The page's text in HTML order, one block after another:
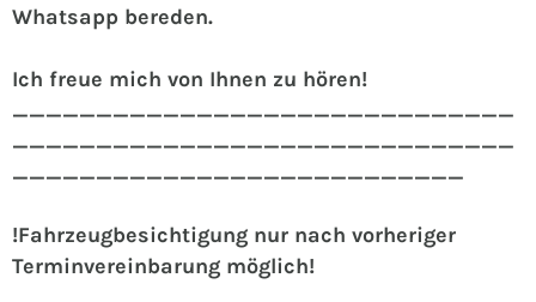
Whatsapp bereden.
Ich freue mich von Ihnen zu hören!
______________________________
______________________________
___________________________
!Fahrzeugbesichtigung nur nach vorheriger
Terminvereinbarung möglich!